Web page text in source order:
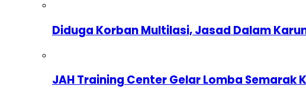
Diduga Korban Multilasi, Jasad Dalam
JAH Training Center Gelar Lomba